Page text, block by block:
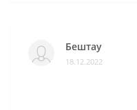
Бештау
18.12.2022